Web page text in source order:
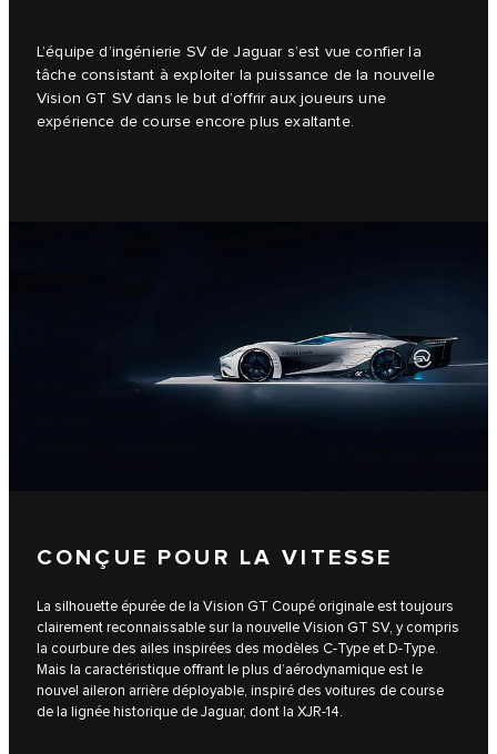
L’équipe d’ingénierie SV de Jaguar s’est vue confier la
tâche consistant à exploiter la puissance de la nouvelle
Vision GT SV dans le but d’offrir aux joueurs une
expérience de course encore plus exaltante.
CONÇUE POUR LA VITESSE
La silhouette épurée de la Vision GT Coupé originale est toujours
clairement reconnaissable sur la nouvelle Vision GT SV, y compris
la courbure des ailes inspirées des modèles C-Type et D-Type.
Mais la caractéristique offrant le plus d’aérodynamique est le
nouvel aileron arrière déployable, inspiré des voitures de course
de la lignée historique de Jaguar, dont la XJR-14.